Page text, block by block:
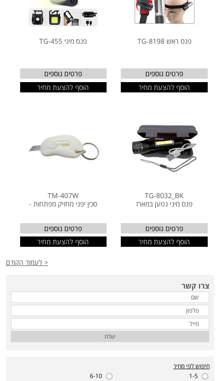
פנס ראש TG-8198
פרטים נוספים
הוסף להצעת מחיר
פנס מיני TG-455
פרטים נוספים
הוסף להצעת מחיר
TG-8032_BK
פנס מיני נטען במארז
פרטים נוספים
הוסף להצעת מחיר
TM-407W
סכין יפני מחזיק מפתחות -
פרטים נוספים
הוסף להצעת מחיר
< לעמוד הקודם
צרו קשר
שלח
חיפוש לפי מחיר
1-5
6-10